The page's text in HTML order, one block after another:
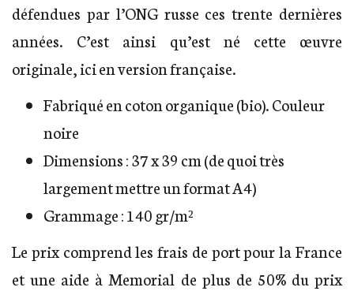
défendues par l’ONG russe ces trente dernières
années. C’est ainsi qu’est né cette œuvre
originale, ici en version française.
Fabriqué en coton organique (bio). Couleur
noire
Dimensions : 37 x 39 cm (de quoi très
largement mettre un format A4)
Grammage : 140 gr/m²
Le prix comprend les frais de port pour la France
et une aide à Memorial de plus de 50% du prix